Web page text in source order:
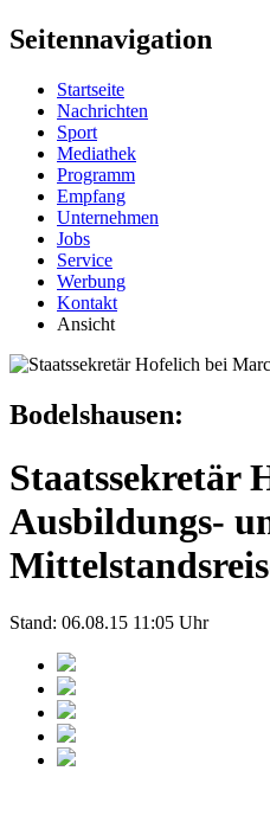
Seitennavigation
Startseite
Nachrichten
Sport
Mediathek
Programm
Empfang
Unternehmen
Jobs
Service
Werbung
Kontakt
Ansicht
Bodelshausen:
Staatssekretär
Ausbildungs-
Stand: 06.08.15 11:05 Uhr